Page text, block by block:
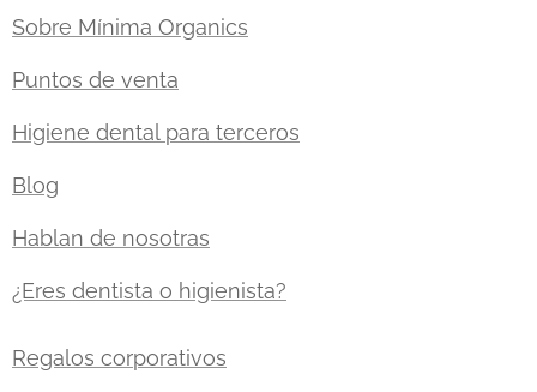
Sobre Mínima Organics
Puntos de venta
Higiene dental para terceros
Blog
Hablan de nosotras
¿Eres dentista o higienista?
Regalos corporativos